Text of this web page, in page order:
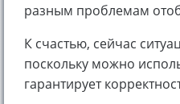
разным проблемам
К счастью, сейчас
поскольку можно
гарантирует